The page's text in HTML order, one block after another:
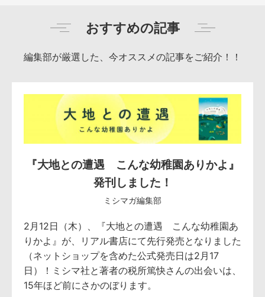
おすすめの記事
編集部が厳選した、今オススメの記事をご紹介！！
『大地との遭遇 こんな幼稚園ありかよ』
発刊しました！
ミシマガ編集部
2月12日（木）、『大地との遭遇 こんな幼稚園あ
りかよ』が、リアル書店にて先行発売となりました
（ネットショップを含めた公式発売日は2月17
日）！ミシマ社と著者の税所篤快さんの出会いは、
15年ほど前にさかのぼります。